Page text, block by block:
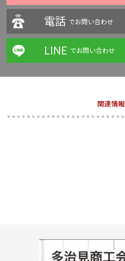
電話 でお問い合わせ
LINE でお問い合わせ
関連情報